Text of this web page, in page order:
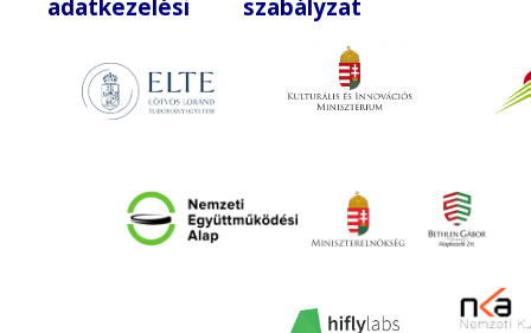
adatkezelési szabályzat